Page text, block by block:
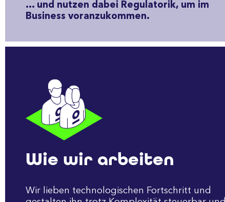
… und nutzen dabei Regulatorik, um im
Business voranzukommen.
Wie wir arbeiten
Wir lieben technologischen Fortschritt und